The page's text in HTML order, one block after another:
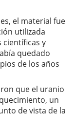
el material fue
utilizada
científicas y
quedado
de los años
que el uranio
un
de vista de la